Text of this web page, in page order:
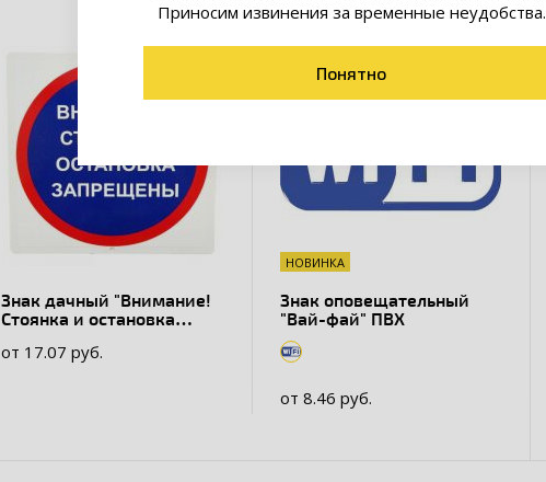
Знак дачный "Внимание!
Стоянка и остановка
металлический
от 17.07 руб.
НОВИНКА
Знак оповещательный
"Вай-фай" ПВХ
от 8.46 руб.
Приносим извинения за временные неудобства.
Понятно